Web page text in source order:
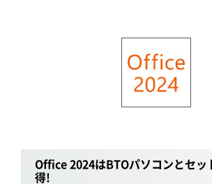
Office 2024はBTOパソコンとセッ
得!